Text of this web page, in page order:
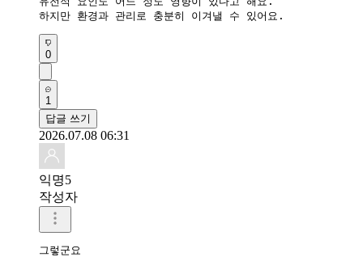
하지만 환경과 관리로 충분히 이겨낼 수 있어요.
0
1
답글 쓰기
2026.07.08 06:31
익명5
작성자
그렇군요